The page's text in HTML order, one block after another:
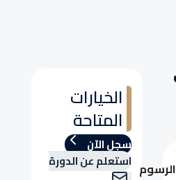
الخيارات
المتاحة
سجل الآن
استعلم عن الدورة الرسوم